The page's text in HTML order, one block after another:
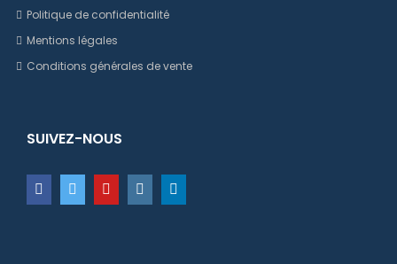
Politique de confidentialité
Mentions légales
Conditions générales de vente
SUIVEZ-NOUS